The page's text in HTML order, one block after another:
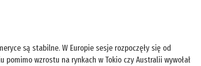
są stabilne. W Europie sesje rozpoczęły się od
wzrostu na rynkach w Tokio czy Australii wywołał